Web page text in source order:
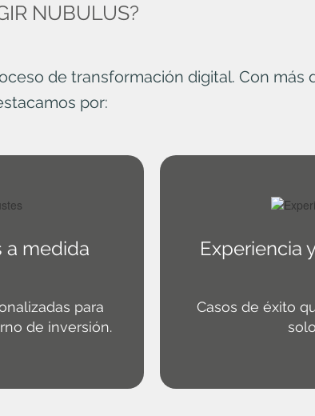
NUBULUS?
de transformación digital. Con más
por:
a medida
para
de inversión.
Experiencia
Casos de éxito